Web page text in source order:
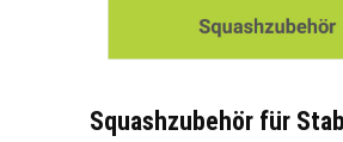
Squashzubehör für